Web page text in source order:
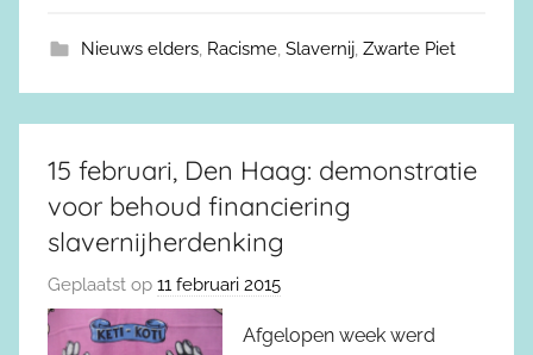
Nieuws elders, Racisme, Slavernij, Zwarte Piet
15 februari, Den Haag: demonstratie
voor behoud financiering
slavernijherdenking
Geplaatst op 11 februari 2015
Afgelopen week werd